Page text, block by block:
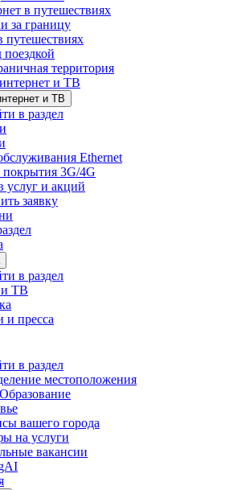
в путешествиях
за границу
путешествиях
поездкой
территория
и ТВ
и ТВ
в раздел
Ethernet
покрытия 3G/4G
услуг и акций
заявку
в раздел
ТВ
и пресса
в раздел
местоположения
вашего города
на услуги
вакансии